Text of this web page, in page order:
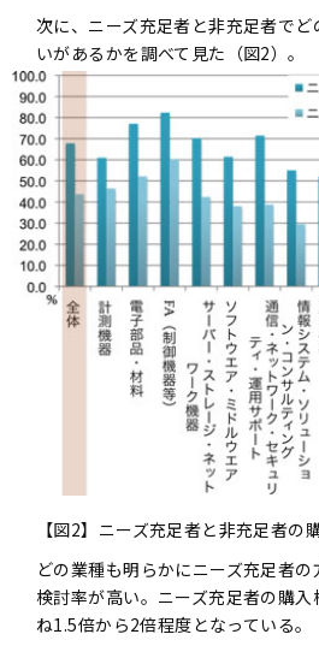
次に、ニーズ充足者と非充足者で
いがあるかを調べて見た（図2）。
【図2】ニーズ充足者と非充足者の
どの業種も明らかにニーズ充足者
検討率が高い。ニーズ充足者の購
ね1.5倍から2倍程度となっている。